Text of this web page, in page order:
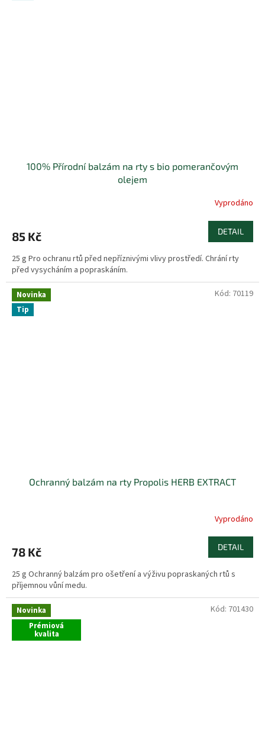
100% Přírodní balzám na rty s bio pomerančovým
olejem
Vyprodáno
85 Kč DETAIL
25 g Pro ochranu rtů před nepříznivými vlivy prostředí. Chrání rty
před vysycháním a popraskáním.
Novinka
Tip
Ochranný balzám na rty Propolis HERB EXTRACT
Vyprodáno
78 Kč DETAIL
25 g Ochranný balzám pro ošetření a výživu popraskaných rtů s
příjemnou vůní medu.
Kód: 70119
Novinka
Prémiová
kvalita
Kód: 701430